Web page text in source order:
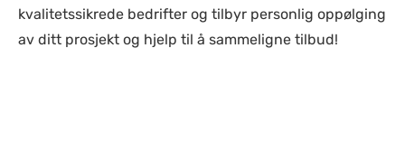
kvalitetssikrede bedrifter og tilbyr personlig oppølging
av ditt prosjekt og hjelp til å sammeligne tilbud!